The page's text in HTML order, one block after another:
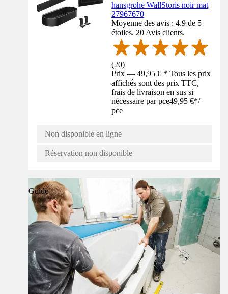
hansgrohe WallStoris noir mat
27967670
Moyenne des avis : 4.9 de 5
étoiles. 20 Avis clients.
(20)
Prix — 49,95 € * Tous les prix
affichés sont des prix TTC,
frais de livraison en sus si
nécessaire par pce49,95 €*/
pce
Non disponible en ligne
Réservation non disponible
Guide